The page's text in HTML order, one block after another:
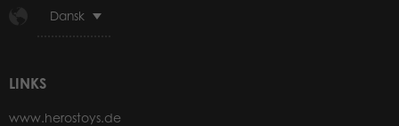
Dansk
LINKS
www.herostoys.de